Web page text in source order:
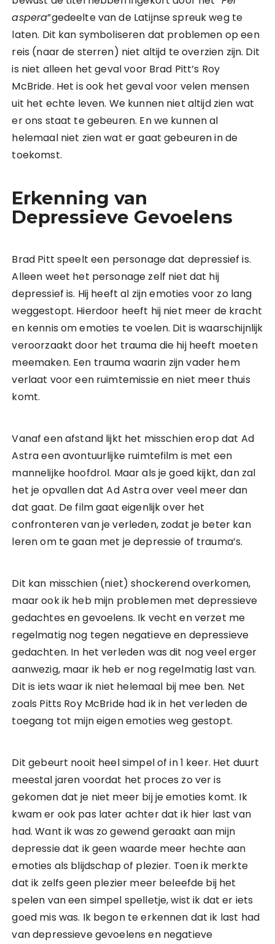
aspera”gedeelte van de Latijnse spreuk weg te
laten. Dit kan symboliseren dat problemen op een
reis (naar de sterren) niet altijd te overzien zijn. Dit
is niet alleen het geval voor Brad Pitt’s Roy
McBride. Het is ook het geval voor velen mensen
uit het echte leven. We kunnen niet altijd zien wat
er ons staat te gebeuren. En we kunnen al
helemaal niet zien wat er gaat gebeuren in de
toekomst.
Erkenning van
Depressieve Gevoelens
Brad Pitt speelt een personage dat depressief is.
Alleen weet het personage zelf niet dat hij
depressief is. Hij heeft al zijn emoties voor zo lang
weggestopt. Hierdoor heeft hij niet meer de kracht
en kennis om emoties te voelen. Dit is waarschijnlijk
veroorzaakt door het trauma die hij heeft moeten
meemaken. Een trauma waarin zijn vader hem
verlaat voor een ruimtemissie en niet meer thuis
komt.
Vanaf een afstand lijkt het misschien erop dat Ad
Astra een avontuurlijke ruimtefilm is met een
mannelijke hoofdrol. Maar als je goed kijkt, dan zal
het je opvallen dat Ad Astra over veel meer dan
dat gaat. De film gaat eigenlijk over het
confronteren van je verleden, zodat je beter kan
leren om te gaan met je depressie of trauma’s.
Dit kan misschien (niet) shockerend overkomen,
maar ook ik heb mijn problemen met depressieve
gedachtes en gevoelens. Ik vecht en verzet me
regelmatig nog tegen negatieve en depressieve
gedachten. In het verleden was dit nog veel erger
aanwezig, maar ik heb er nog regelmatig last van.
Dit is iets waar ik niet helemaal bij mee ben. Net
zoals Pitts Roy McBride had ik in het verleden de
toegang tot mijn eigen emoties weg gestopt.
Dit gebeurt nooit heel simpel of in 1 keer. Het duurt
meestal jaren voordat het proces zo ver is
gekomen dat je niet meer bij je emoties komt. Ik
kwam er ook pas later achter dat ik hier last van
had. Want ik was zo gewend geraakt aan mijn
depressie dat ik geen waarde meer hechte aan
emoties als blijdschap of plezier. Toen ik merkte
dat ik zelfs geen plezier meer beleefde bij het
spelen van een simpel spelletje, wist ik dat er iets
goed mis was. Ik begon te erkennen dat ik last had
van depressieve gevoelens en negatieve